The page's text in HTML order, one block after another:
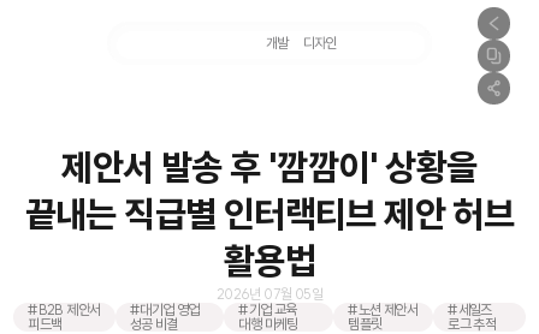
개발 디자인
제안서 발송 후 '깜깜이' 상황을
끝내는 직급별 인터랙티브 제안 허브
활용법
2026년 07월 05일
#B2B 제안서
피드백
#대기업 영업
성공 비결
#기업 교육
대행 마케팅
#노션 제안서
템플릿
#세일즈
로그 추적